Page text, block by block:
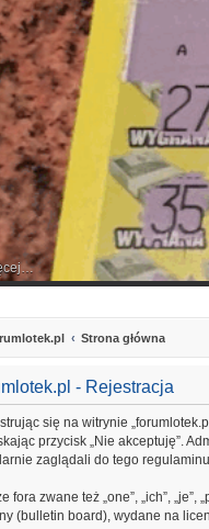
Strona główna
- Rejestracja
się na witrynie
przycisk „Nie akceptuję”.
zaglądali do tego
fora zwane też „one”, „ich”,
(bulletin board), wydane na